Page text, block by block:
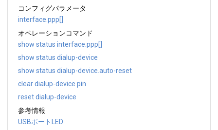
コンフィグパラメータ
interface.ppp[]
オペレーションコマンド
show status interface.ppp[]
show status dialup-device
show status dialup-device.auto-reset
clear dialup-device pin
reset dialup-device
参考情報
USBポートLED